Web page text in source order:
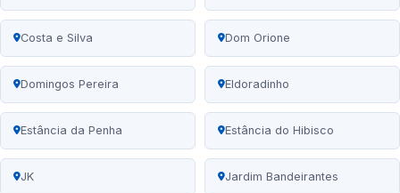
Costa e Silva Dom Orione
Domingos Pereira Eldoradinho
Estância da Penha Estância do Hibisco
JK Jardim Bandeirantes